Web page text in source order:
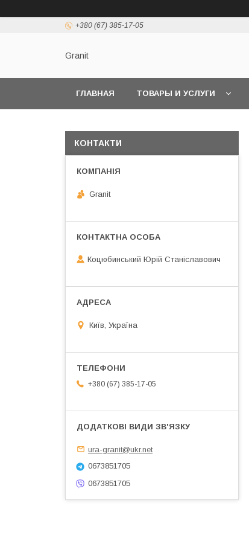
+380 (67) 385-17-05
Granit
ГЛАВНАЯ ТОВАРЫ И УСЛУГИ
КОНТАКТИ
Granit
Коцюбинський Юрій Станіславович
Київ, Україна
+380 (67) 385-17-05
ura-granit@ukr.net
0673851705
0673851705